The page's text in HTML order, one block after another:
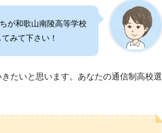
が和歌山南陵高等学校
みて下さい！
たいと思います。あなたの通信制高校選